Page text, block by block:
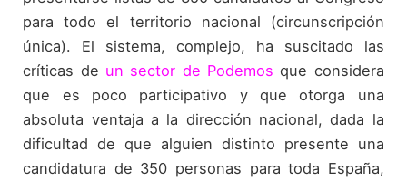
para todo el territorio nacional (circunscripción
única). El sistema, complejo, ha suscitado las
críticas de un sector de Podemos que considera
que es poco participativo y que otorga una
absoluta ventaja a la dirección nacional, dada la
dificultad de que alguien distinto presente una
candidatura de 350 personas para toda España,